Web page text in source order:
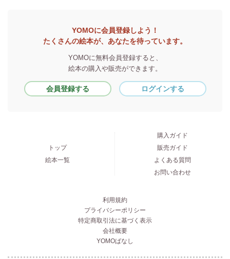
YOMOに会員登録しよう！
たくさんの絵本が、あなたを待っています。
YOMOに無料会員登録すると、
絵本の購入や販売ができます。
会員登録する ログインする
トップ
絵本一覧
購入ガイド
販売ガイド
よくある質問
お問い合わせ
利用規約
プライバシーポリシー
特定商取引法に基づく表示
会社概要
YOMOばなし